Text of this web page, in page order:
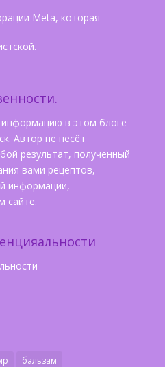
Meta, которая
в этом блоге
Автор не несёт
результат, полученный
вами рецептов,
информации,
сайте.
бальзам